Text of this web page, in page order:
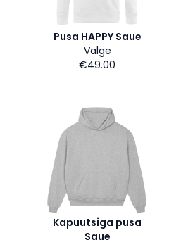
Pusa HAPPY Saue
Valge
€49.00
Kapuutsiga pusa
Saue